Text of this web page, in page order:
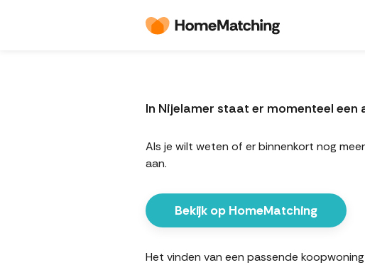
In Nijelamer staat er momenteel
Als je wilt weten of er binnenkort nog
aan.
Bekijk op HomeMatching
Het vinden van een passende